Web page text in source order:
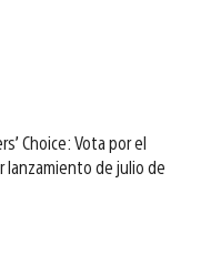
Choice: Vota por el
lanzamiento de julio de